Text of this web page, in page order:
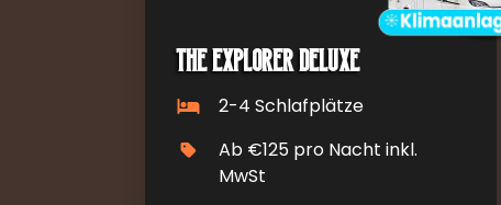
The Explorer Deluxe
2-4 Schlafplätze
Ab €125 pro Nacht inkl.
MwSt